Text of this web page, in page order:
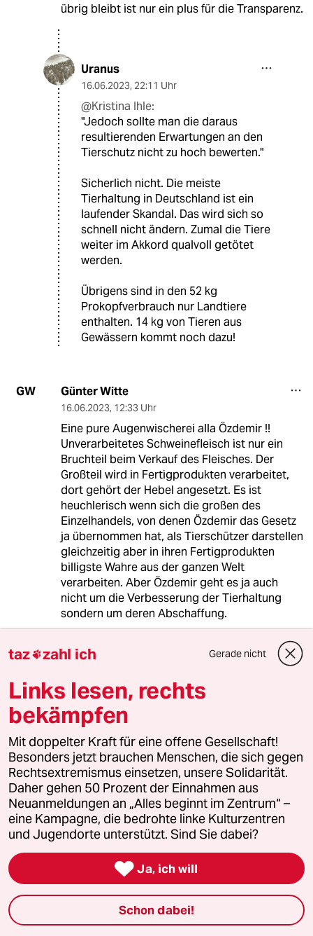
übrig bleibt ist nur ein plus für die Transparenz.
Uranus
16.06.2023, 22:11 Uhr
@Kristina Ihle:
"Jedoch sollte man die daraus
resultierenden Erwartungen an den
Tierschutz nicht zu hoch bewerten."
Sicherlich nicht. Die meiste
Tierhaltung in Deutschland ist ein
laufender Skandal. Das wird sich so
schnell nicht ändern. Zumal die Tiere
weiter im Akkord qualvoll getötet
werden.
Übrigens sind in den 52 kg
Prokopfverbrauch nur Landtiere
enthalten. 14 kg von Tieren aus
Gewässern kommt noch dazu!
GW Günter Witte
16.06.2023, 12:33 Uhr
Eine pure Augenwischerei alla Özdemir !!
Unverarbeitetes Schweinefleisch ist nur ein
Bruchteil beim Verkauf des Fleisches. Der
Großteil wird in Fertigprodukten verarbeitet,
dort gehört der Hebel angesetzt. Es ist
heuchlerisch wenn sich die großen des
Einzelhandels, von denen Özdemir das Gesetz
ja übernommen hat, als Tierschützer darstellen
gleichzeitig aber in ihren Fertigprodukten
billigste Wahre aus der ganzen Welt
verarbeiten. Aber Özdemir geht es ja auch
nicht um die Verbesserung der Tierhaltung
sondern um deren Abschaffung.
16.06.2023 22:03 Uhr
@Günter Witte:
"Aber Özdemir geht es ja auch nicht
um die Verbesserung der Tierhaltung
sondern um deren Abschaffung."
Wäre schön, wenn es so wäre. Leider
ist dem wohl nicht so.
VB Vincent Braun
17.06.2023, 16:15 Uhr
@Uranus:
Nix daran wäre schön.
Mensch=Allesfresser. Klar essen wir
taz zahl ich Gerade nicht
Links lesen, rechts
bekämpfen
Mit doppelter Kraft für eine offene Gesellschaft!
Besonders jetzt brauchen Menschen, die sich gegen
Rechtsextremismus einsetzen, unsere Solidarität.
Daher gehen 50 Prozent der Einnahmen aus
Neuanmeldungen an „Alles beginnt im Zentrum“ –
eine Kampagne, die bedrohte linke Kulturzentren
und Jugendorte unterstützt. Sind Sie dabei?
 Ja, ich will
Schon dabei!